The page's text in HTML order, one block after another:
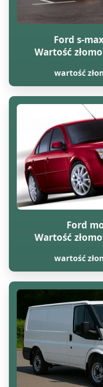
Ford s-
Wartość
wartość
Ford
Wartość
wartość